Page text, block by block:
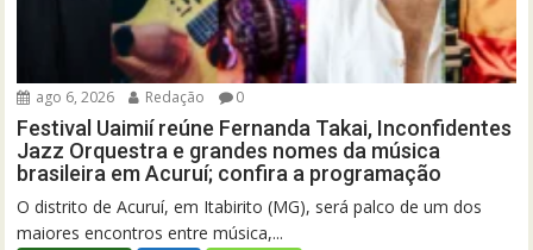
ago 6, 2026 Redação 0
Festival Uaimií reúne Fernanda Takai, Inconfidentes
Jazz Orquestra e grandes nomes da música
brasileira em Acuruí; confira a programação
O distrito de Acuruí, em Itabirito (MG), será palco de um dos
maiores encontros entre música,...